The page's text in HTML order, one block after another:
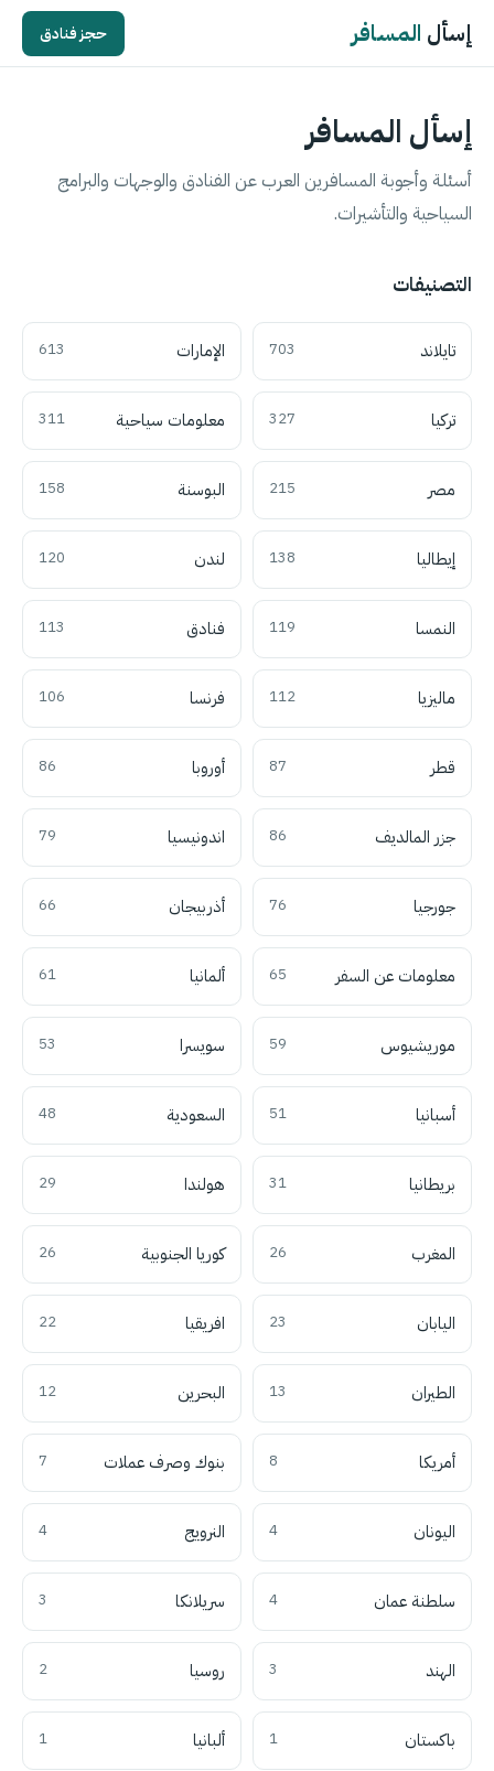
إسأل المسافر حجز فنادق
إسأل المسافر
أسئلة وأجوبة المسافرين العرب عن الفنادق والوجهات والبرامج
السياحية والتأشيرات.
التصنيفات
تايلاند 703 الإمارات 613
تركيا 327 معلومات سياحية 311
مصر 215 البوسنة 158
إيطاليا 138 لندن 120
النمسا 119 فنادق 113
ماليزيا 112 فرنسا 106
قطر 87 أوروبا 86
جزر المالديف 86 اندونيسيا 79
جورجيا 76 أذربيجان 66
معلومات عن السفر 65 ألمانيا 61
موريشيوس 59 سويسرا 53
أسبانيا 51 السعودية 48
بريطانيا 31 هولندا 29
المغرب 26 كوريا الجنوبية 26
اليابان 23 افريقيا 22
الطيران 13 البحرين 12
أمريكا 8 بنوك وصرف عملات 7
اليونان 4 النرويج 4
سلطنة عمان 4 سريلانكا 3
الهند 3 روسيا 2
باكستان 1 ألبانيا 1